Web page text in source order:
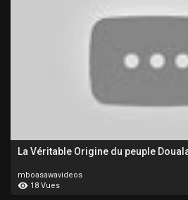
La Véritable Origine du peuple
mboasawavideos
18 Vues